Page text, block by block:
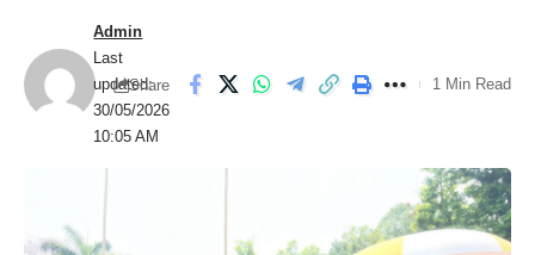
Last
updated:
30/05/2026
10:05 AM
Admin
Share 1 Min Read